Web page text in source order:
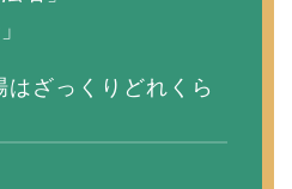
ざっくりどれくら